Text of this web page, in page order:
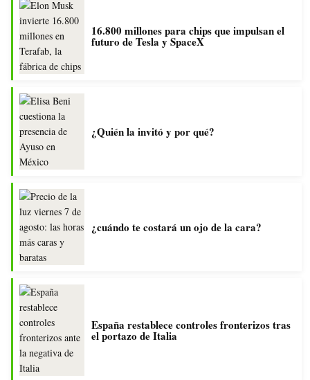
16.800 millones para chips que impulsan el
futuro de Tesla y SpaceX
¿Quién la invitó y por qué?
¿cuándo te costará un ojo de la cara?
España restablece controles fronterizos tras
el portazo de Italia